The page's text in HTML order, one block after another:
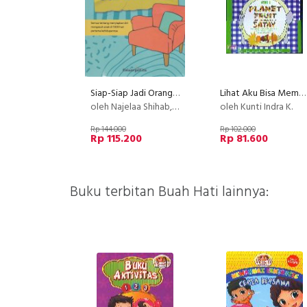
Siap-Siap Jadi Orangtua
oleh Najelaa Shihab,Yulia Indriati,Dan Relawan Rangkul Keluarga Kita
Rp 144.000
Rp 115.200
Lihat Aku Bisa Memasak Seri 2 (Planet Fruit Satay)
oleh Kunti Indra K.
Rp 102.000
Rp 81.600
Buku terbitan Buah Hati lainnya: